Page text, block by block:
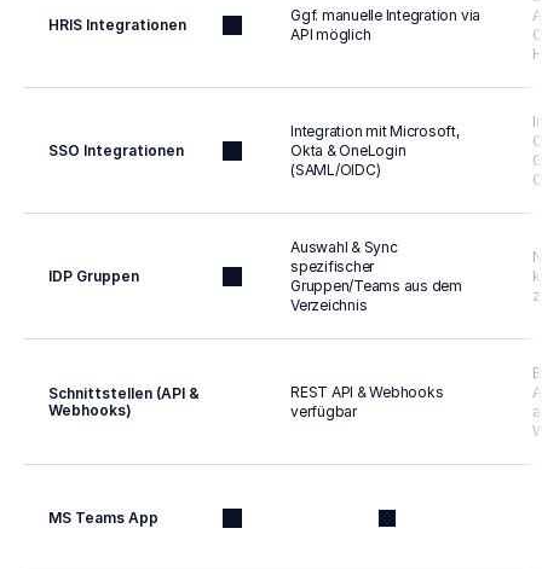
HRIS Integrationen
Ggf. manuelle Integration via
API möglich
SSO Integrationen
Integration mit Microsoft,
Okta & OneLogin
(SAML/OIDC)
IDP Gruppen
Auswahl & Sync
spezifischer
Gruppen/Teams aus dem
Verzeichnis
Schnittstellen (API &
Webhooks)
REST API & Webhooks
verfügbar
MS Teams App